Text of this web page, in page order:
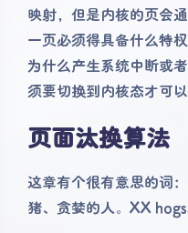
映射，但是内核的页会
一页必须得具备什么特
为什么产生系统中断或
须要切换到内核态才可以
页面汰换算法
这章有个很有意思的词
猪、贪婪的人。XX